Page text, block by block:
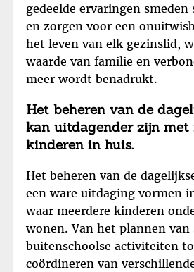
gedeelde ervaringen smeden
en zorgen voor een
het leven van elk gezinslid,
waarde van familie en
meer wordt benadrukt.
Het beheren van de
kan uitdagender zijn met
kinderen in huis.
Het beheren van de
een ware uitdaging vormen
waar meerdere kinderen
wonen. Van het plannen
buitenschoolse activiteiten
coördineren van